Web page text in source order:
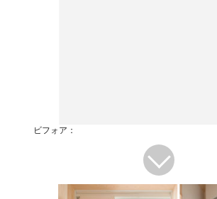
ビフォア：